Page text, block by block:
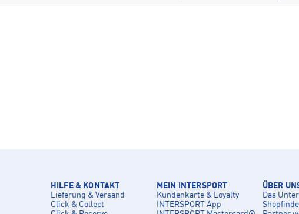
HILFE & KONTAKT
Lieferung & Versand
Click & Collect
MEIN INTERSPORT
Kundenkarte & Loyalty
INTERSPORT App
ÜBER
Das